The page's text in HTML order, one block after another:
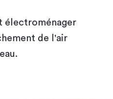
électroménager
de l'air